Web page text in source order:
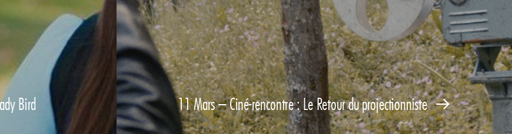
Bird 11 Mars – Ciné-rencontre : Le Retour du projectionniste